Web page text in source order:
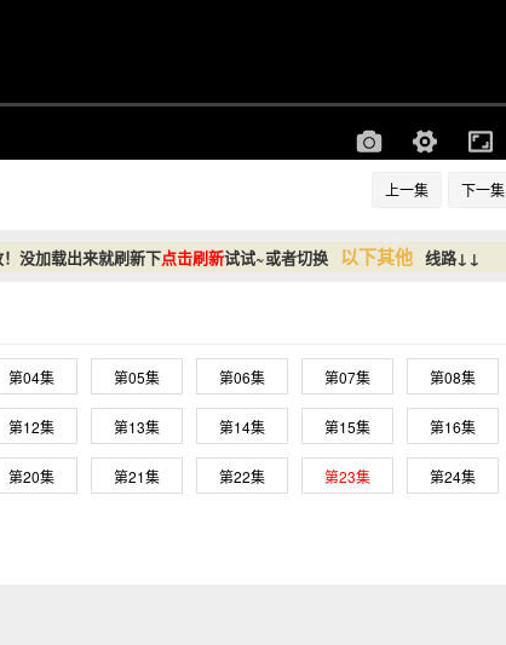
上一集 下一集
没加载出来就刷新下点击刷新试试~或者切换 以下其他 线路↓↓
第04集 第05集 第06集 第07集 第08集
第12集 第13集 第14集 第15集 第16集
第20集 第21集 第22集 第23集 第24集